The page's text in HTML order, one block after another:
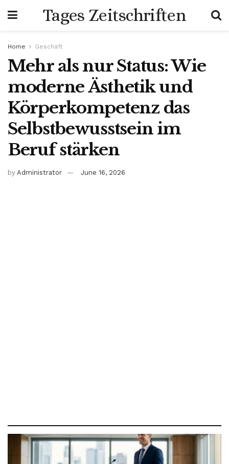
Tages Zeitschriften
Home Geschäft
Mehr als nur Status: Wie
moderne Ästhetik und
Körperkompetenz das
Selbstbewusstsein im
Beruf stärken
by Administrator June 16, 2026